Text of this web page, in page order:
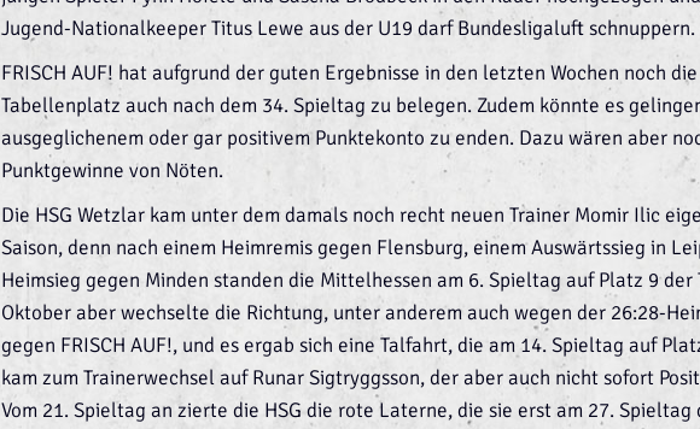
Jugend-Nationalkeeper Titus Lewe aus der U19 darf Bundesligaluft schnuppern.
FRISCH AUF! hat aufgrund der guten Ergebnisse in den letzten Wochen noch
Tabellenplatz auch nach dem 34. Spieltag zu belegen. Zudem könnte es
ausgeglichenem oder gar positivem Punktekonto zu enden. Dazu wären aber
Punktgewinne von Nöten.
Die HSG Wetzlar kam unter dem damals noch recht neuen Trainer Momir Ilic
Saison, denn nach einem Heimremis gegen Flensburg, einem Auswärtssieg in
Heimsieg gegen Minden standen die Mittelhessen am 6. Spieltag auf Platz 9 der
Oktober aber wechselte die Richtung, unter anderem auch wegen der 26:28-
gegen FRISCH AUF!, und es ergab sich eine Talfahrt, die am 14. Spieltag auf
kam zum Trainerwechsel auf Runar Sigtryggsson, der aber auch nicht sofort
Vom 21. Spieltag an zierte die HSG die rote Laterne, die sie erst am 27. Spieltag